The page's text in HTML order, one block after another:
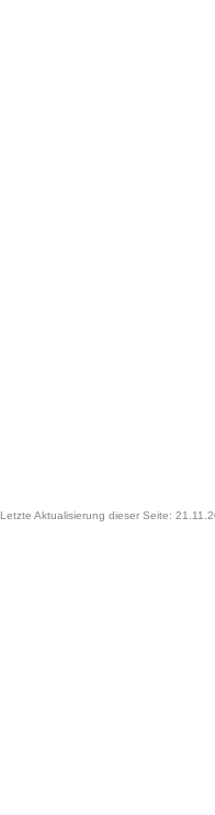
Letzte Aktualisierung dieser Seite: